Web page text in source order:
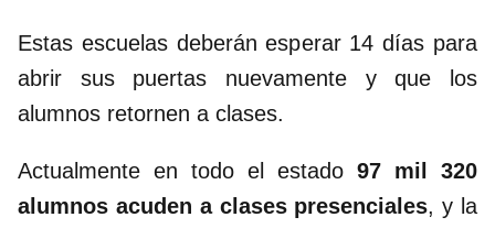
Estas escuelas deberán esperar 14 días para
abrir sus puertas nuevamente y que los
alumnos retornen a clases.
Actualmente en todo el estado 97 mil 320
alumnos acuden a clases presenciales, y la